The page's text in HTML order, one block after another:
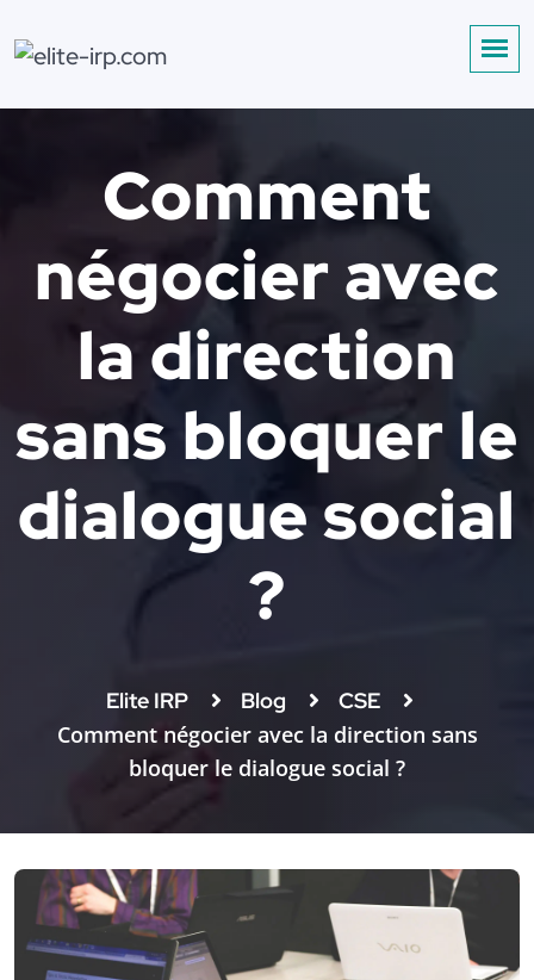
Comment
négocier avec
la direction
sans bloquer le
dialogue social
?
Elite IRP Blog CSE
Comment négocier avec la direction sans
bloquer le dialogue social ?